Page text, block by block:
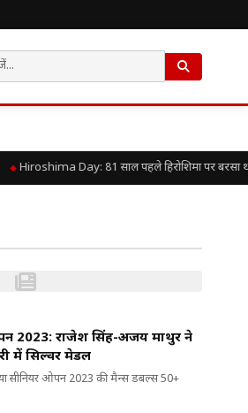
Hiroshima Day: 81 साल पहले हिरोशिमा पर बरसा
2023: राजेश सिंह-अजय माथुर ने
में सिल्वर मेडल
सीनियर ओपन 2023 की मैन्स डबल्स 50+